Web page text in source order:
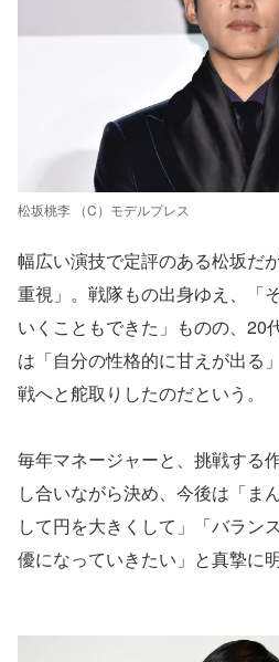
松坂桃李 （C）モデルプレス
幅広い演技で定評のある松坂だ
重視」。戦隊もの出身ゆえ、「
いくこともできた」ものの、20
は「自分の性格的に甘えが出る
戦へと舵取りしたのだという。
毎年マネージャーと、挑戦する
し合いながら決め、今後は「ま
して円を大きくして」「バラン
優になっていきたい」と真摯に